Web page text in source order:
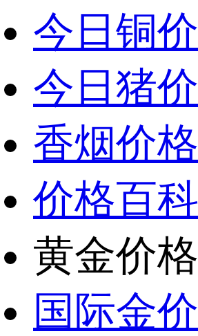
今日铜价
今日猪价
香烟价格
价格百科
黄金价格
国际金价